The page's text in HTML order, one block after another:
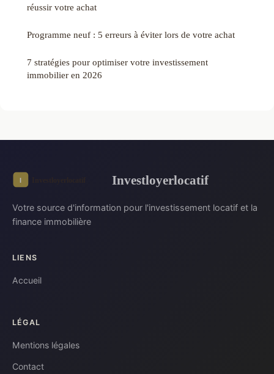
réussir votre achat
Programme neuf : 5 erreurs à éviter lors de votre achat
7 stratégies pour optimiser votre investissement
immobilier en 2026
Investloyerlocatif
Votre source d'information pour l'investissement locatif et la
finance immobilière
LIENS
Accueil
LÉGAL
Mentions légales
Contact